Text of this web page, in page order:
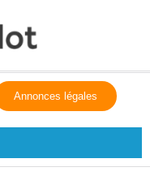
Annonces légales